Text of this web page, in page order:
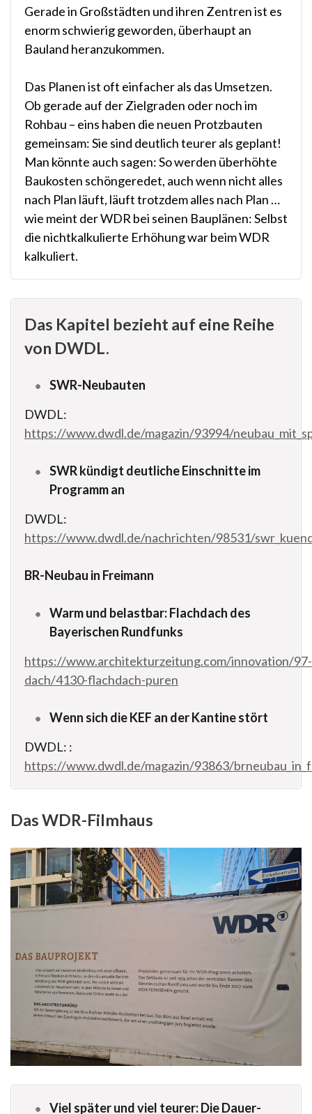
Gerade in Großstädten und ihren Zentren ist es
enorm schwierig geworden, überhaupt an
Bauland heranzukommen.
Das Planen ist oft einfacher als das Umsetzen.
Ob gerade auf der Zielgraden oder noch im
Rohbau – eins haben die neuen Protzbauten
gemeinsam: Sie sind deutlich teurer als geplant!
Man könnte auch sagen: So werden überhöhte
Baukosten schöngeredet, auch wenn nicht alles
nach Plan läuft, läuft trotzdem alles nach Plan …
wie meint der WDR bei seinen Bauplänen: Selbst
die nichtkalkulierte Erhöhung war beim WDR
kalkuliert.
Das Kapitel bezieht auf eine Reihe
von DWDL.
SWR-Neubauten
DWDL:
https://www.dwdl.de/magazin/93994/
SWR kündigt deutliche Einschnitte im
Programm an
DWDL:
https://www.dwdl.de/nachrichten/98531/
BR-Neubau in Freimann
Warm und belastbar: Flachdach des
Bayerischen Rundfunks
https://www.architekturzeitung.com/innovation/97-
dach/4130-flachdach-puren
Wenn sich die KEF an der Kantine stört
DWDL: :
https://www.dwdl.de/magazin/93863/
Das WDR-Filmhaus
Viel später und viel teurer: Die Dauer-